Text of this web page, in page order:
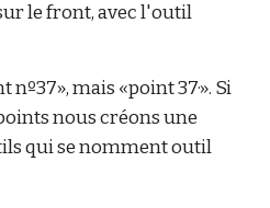
le front, avec l'outil
mais «point 37·». Si
nous créons une
qui se nomment outil